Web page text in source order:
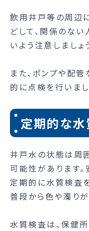
飲用井戸等の周辺
どして、関係のな
いよう注意しましょ
また、ポンプや配
的に点検を行いまし
定期的な
井戸水の状態は周
可能性があります
定期的に水質検査を
普段から色や濁りが
水質検査は、保健